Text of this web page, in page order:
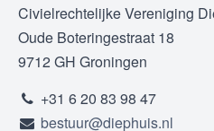
Civielrechtelijke Vereniging
Oude Boteringestraat 18
9712 GH Groningen
+31 6 20 83 98 47
bestuur@diephuis.nl